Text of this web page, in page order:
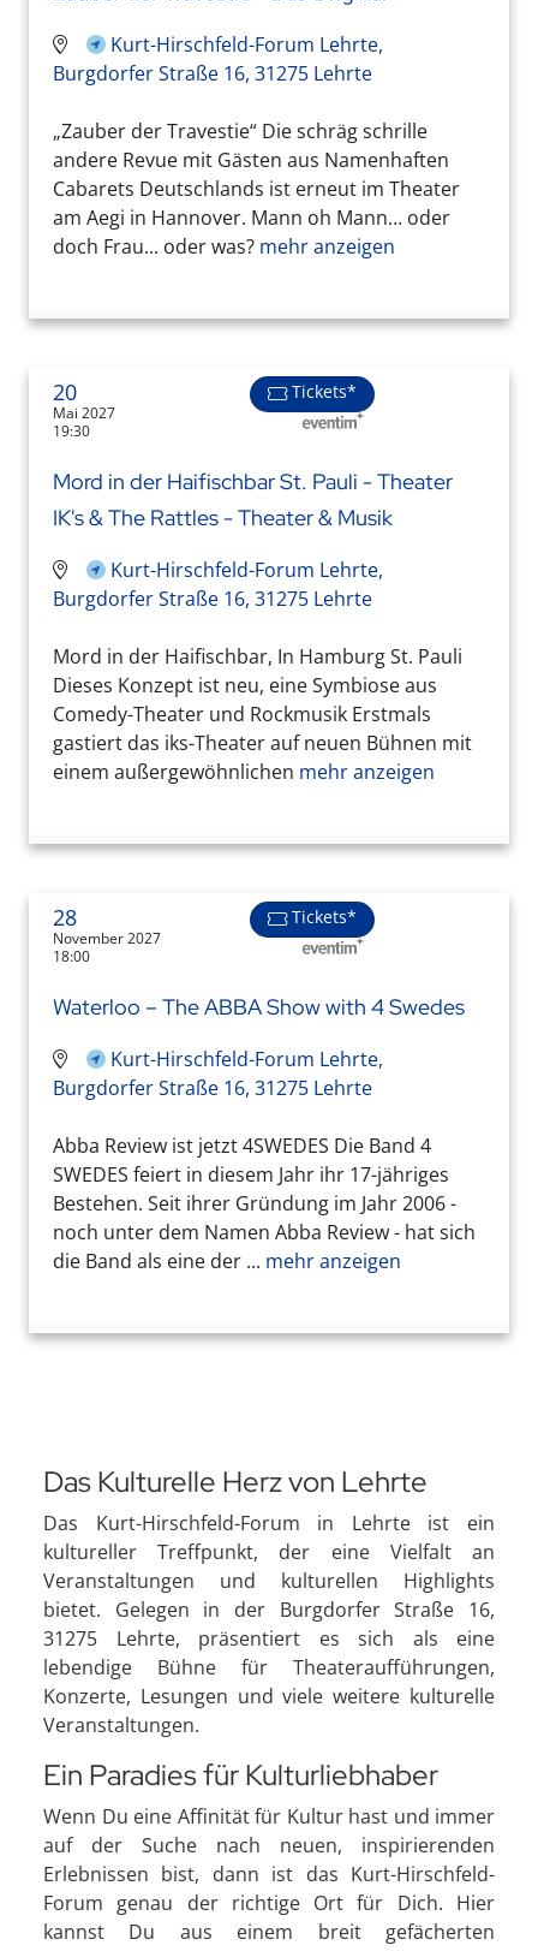
Kurt-Hirschfeld-Forum Lehrte,
Burgdorfer Straße 16, 31275 Lehrte
„Zauber der Travestie“ Die schräg schrille
andere Revue mit Gästen aus Namenhaften
Cabarets Deutschlands ist erneut im Theater
am Aegi in Hannover. Mann oh Mann… oder
doch Frau... oder was? mehr anzeigen
20
Mai 2027
19:30
Tickets*
Mord in der Haifischbar St. Pauli - Theater
IK's & The Rattles - Theater & Musik
Kurt-Hirschfeld-Forum Lehrte,
Burgdorfer Straße 16, 31275 Lehrte
Mord in der Haifischbar, In Hamburg St. Pauli
Dieses Konzept ist neu, eine Symbiose aus
Comedy-Theater und Rockmusik Erstmals
gastiert das iks-Theater auf neuen Bühnen mit
einem außergewöhnlichen mehr anzeigen
28
November 2027
18:00
Tickets*
Waterloo – The ABBA Show with 4 Swedes
Kurt-Hirschfeld-Forum Lehrte,
Burgdorfer Straße 16, 31275 Lehrte
Abba Review ist jetzt 4SWEDES Die Band 4
SWEDES feiert in diesem Jahr ihr 17-jähriges
Bestehen. Seit ihrer Gründung im Jahr 2006 -
noch unter dem Namen Abba Review - hat sich
die Band als eine der ... mehr anzeigen
Das Kulturelle Herz von Lehrte
Das Kurt-Hirschfeld-Forum in Lehrte ist ein
kultureller Treffpunkt, der eine Vielfalt an
Veranstaltungen und kulturellen Highlights
bietet. Gelegen in der Burgdorfer Straße 16,
31275 Lehrte, präsentiert es sich als eine
lebendige Bühne für Theateraufführungen,
Konzerte, Lesungen und viele weitere kulturelle
Veranstaltungen.
Ein Paradies für Kulturliebhaber
Wenn Du eine Affinität für Kultur hast und immer
auf der Suche nach neuen, inspirierenden
Erlebnissen bist, dann ist das Kurt-Hirschfeld-
Forum genau der richtige Ort für Dich. Hier
kannst Du aus einem breit gefächerten